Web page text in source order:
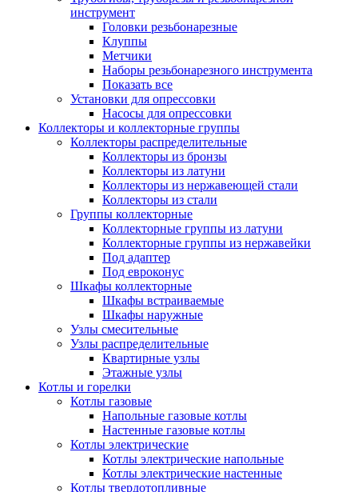
инструмент
Головки резьбонарезные
Клуппы
Метчики
Наборы резьбонарезного инструмента
Показать все
Установки для опрессовки
Насосы для опрессовки
Коллекторы и коллекторные группы
Коллекторы распределительные
Коллекторы из бронзы
Коллекторы из латуни
Коллекторы из нержавеющей стали
Коллекторы из стали
Группы коллекторные
Коллекторные группы из латуни
Коллекторные группы из нержавейки
Под адаптер
Под евроконус
Шкафы коллекторные
Шкафы встраиваемые
Шкафы наружные
Узлы смесительные
Узлы распределительные
Квартирные узлы
Этажные узлы
Котлы и горелки
Котлы газовые
Напольные газовые котлы
Настенные газовые котлы
Котлы электрические
Котлы электрические напольные
Котлы электрические настенные
Котлы твердотопливные